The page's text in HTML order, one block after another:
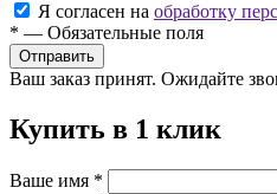
Я согласен на обработку
* — Обязательные поля
Ваш заказ принят. Ожидайте
Купить в 1 клик
Ваше имя *